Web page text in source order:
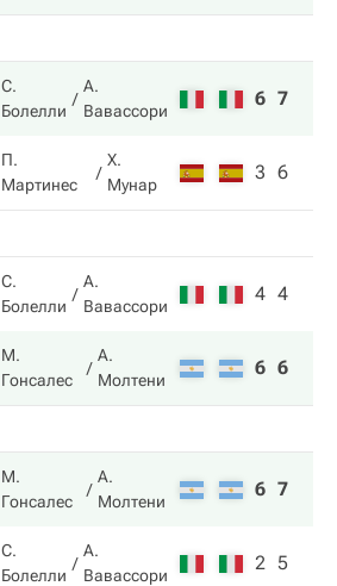
С.
Болелли
А.
Вавассори
6 7
П.
Мартинес
Х.
Мунар
3 6
С.
Болелли
А.
Вавассори
4 4
М.
Гонсалес
А.
Молтени
6 6
М.
Гонсалес
А.
Молтени
6 7
С.
Болелли
А.
Вавассори
2 5